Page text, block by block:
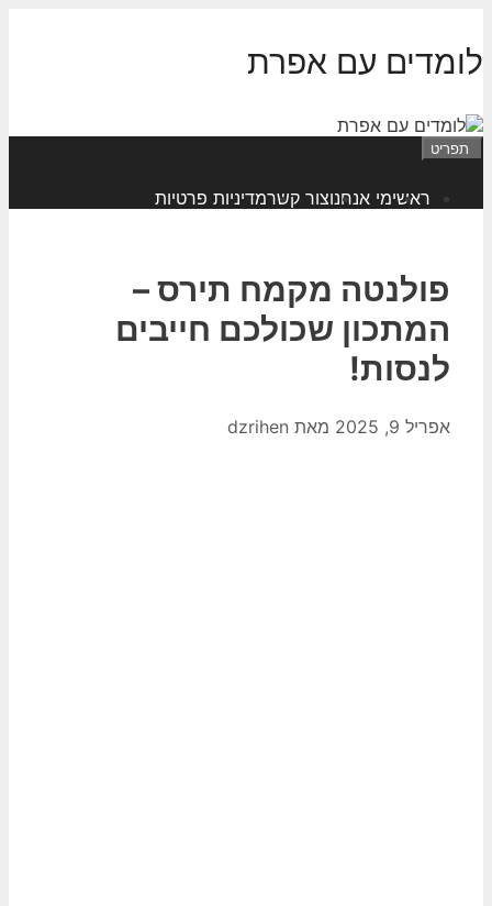
לומדים עם אפרת
תפריט
ראשימי אנחנוצור קשרמדיניות פרטיות
פולנטה מקמח תירס –
המתכון שכולכם חייבים
לנסות!
אפריל 9, 2025 מאתdzrihen